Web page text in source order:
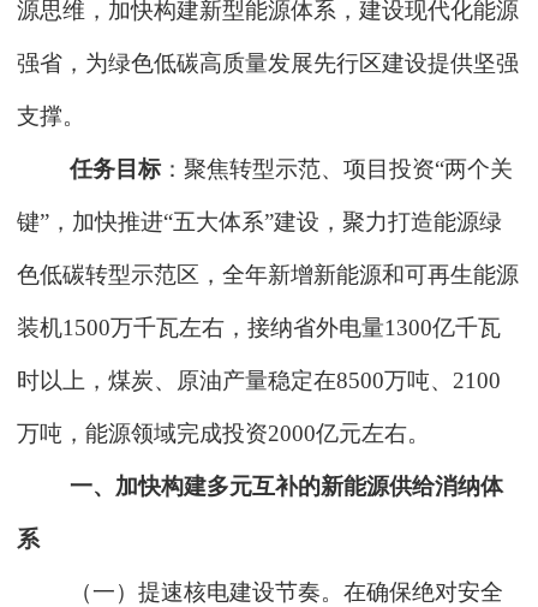
源思维，加快构建新型能源体系，建设现代化能源
强省，为绿色低碳高质量发展先行区建设提供坚强
支撑。
任务目标：聚焦转型示范、项目投资“两个关
键”，加快推进“五大体系”建设，聚力打造能源绿
色低碳转型示范区，全年新增新能源和可再生能源
装机1500万千瓦左右，接纳省外电量1300亿千瓦
时以上，煤炭、原油产量稳定在8500万吨、2100
万吨，能源领域完成投资2000亿元左右。
一、加快构建多元互补的新能源供给消纳体
系
（一）提速核电建设节奏。在确保绝对安全